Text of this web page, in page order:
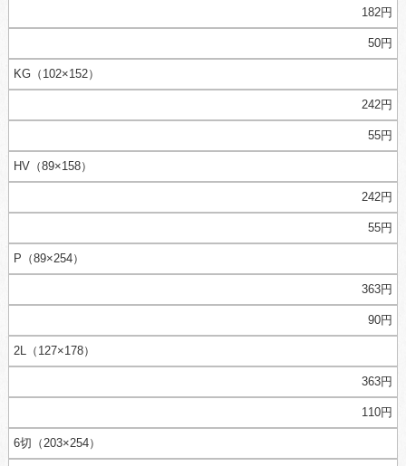
182円
50円
KG（102×152）
242円
55円
HV（89×158）
242円
55円
P（89×254）
363円
90円
2L（127×178）
363円
110円
6切（203×254）